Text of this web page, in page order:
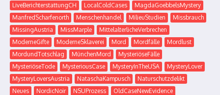
LiveBerichterstattungCH
LocalColdCases
MagdaGoebbelsMystery
ManfredScharfenorth
Menschenhandel MilieuStudien
Missbrauch
MissingAustria
MissMarple
MittelalterlicheVerbrechen
ModerneGifte
ModerneSklaverei Mord Mordfälle
Mordlust
MordundTotschlag
MünchenMord
MysteriöseFälle
MysteriöseTode
MysteriousCase MysteryInTheUSA
MysteryLover
MysteryLoversAustria
NataschaKampusch
Naturschutzdelikt
Neues
NordicNoir NSUProzess
OldCaseNewEvidence